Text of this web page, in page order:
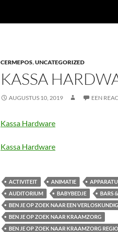
CERMEPOS,UNCATEGORIZED
KASSA
AUGUSTUS 10, 2019 EEN
Kassa Hardware
Kassa Hardware
ACTIVITEIT ANIMATIE
AUDITORIUM
BABYBEDJE
BARS
BEN JE OP ZOEK NAAR EEN
BEN JE OP ZOEK NAAR KRAAMZORG
BEN JE OP ZOEK NAAR KRAAMZORG